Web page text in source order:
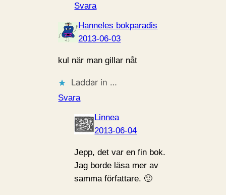
Svara
Hanneles bokparadis
2013-06-03
kul när man gillar nåt
Laddar in …
Svara
Linnea
2013-06-04
Jepp, det var en fin bok.
Jag borde läsa mer av
samma författare. 🙂